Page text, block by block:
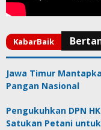
Jawa Timur
Pangan Nasional
Pengukuhkan DPN
Satukan Petani